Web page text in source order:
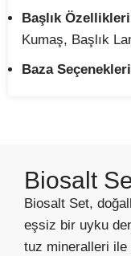
Başlık
Kumaş, Başlık
Baza
Biosalt
Biosalt Set,
eşsiz bir uyku
tuz mineralleri ile